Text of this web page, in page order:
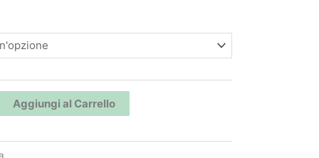
Aggiungi al Carrello